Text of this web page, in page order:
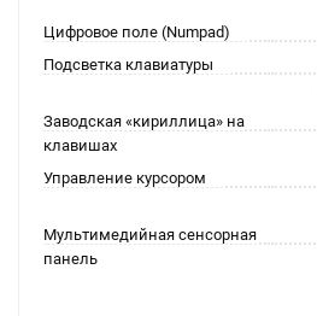
Цифровое поле (Numpad)
Подсветка клавиатуры
Заводская «кириллица» на
клавишах
Управление курсором
Мультимедийная сенсорная
панель